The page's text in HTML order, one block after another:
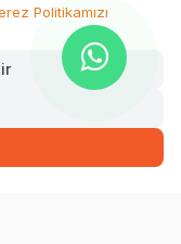
Hızlı Teslimat
EKLE
/ KOCAELİ
Politikamızı